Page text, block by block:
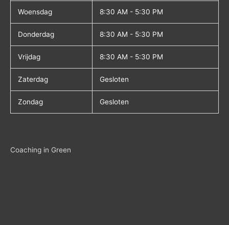
Woensdag 8:30 AM - 5:30 PM
Donderdag 8:30 AM - 5:30 PM
Vrijdag 8:30 AM - 5:30 PM
Zaterdag Gesloten
Zondag Gesloten
Coaching in Green